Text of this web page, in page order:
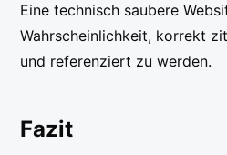
Eine technisch saubere
Wahrscheinlichkeit, korrekt
und referenziert zu werden.
Fazit